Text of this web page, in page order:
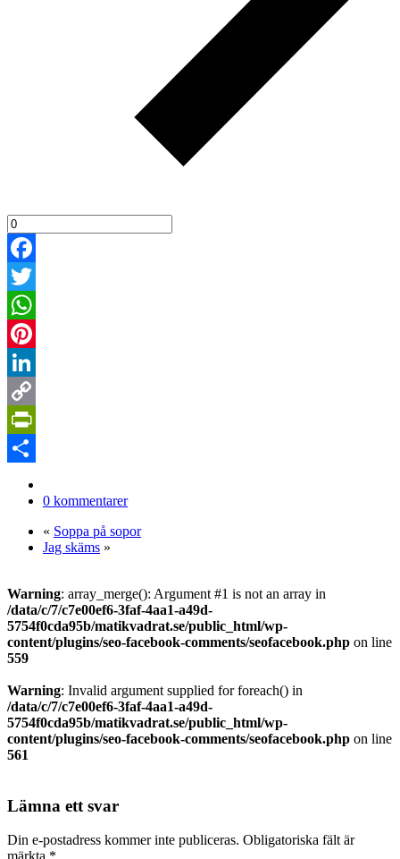
Facebook
Twitter
WhatsApp
Pinterest
LinkedIn
Copy
Link
PrintFriendly
0 kommentarer
« Soppa på sopor
Jag skäms »
Warning: array_merge(): Argument #1 is not an array in
/data/c/7/c7e00ef6-3faf-4aa1-a49d-
5754f0cda95b/matikvadrat.se/public_html/wp-
content/plugins/seo-facebook-comments/seofacebook.php on line
559
Warning: Invalid argument supplied for foreach() in
/data/c/7/c7e00ef6-3faf-4aa1-a49d-
5754f0cda95b/matikvadrat.se/public_html/wp-
content/plugins/seo-facebook-comments/seofacebook.php on line
561
Lämna ett svar
Din e-postadress kommer inte publiceras. Obligatoriska fält är